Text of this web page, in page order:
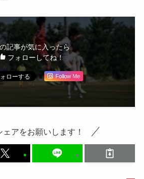
記事が気に入ったら
フォローしてね！
Follow Me
ェアをお願いします！